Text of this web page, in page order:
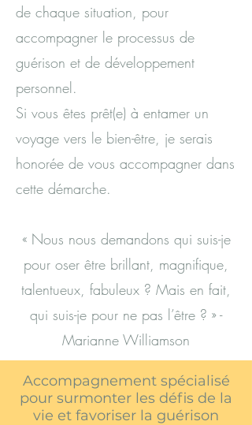
de chaque situation, pour
accompagner le processus de
guérison et de développement
personnel.
Si vous êtes prêt(e) à entamer un
voyage vers le bien-être, je serais
honorée de vous accompagner dans
cette démarche.
« Nous nous demandons qui suis-je
pour oser être brillant, magnifique,
talentueux, fabuleux ? Mais en fait,
qui suis-je pour ne pas l’être ? » -
Marianne Williamson
Accompagnement spécialisé
pour surmonter les défis de la
vie et favoriser la guérison